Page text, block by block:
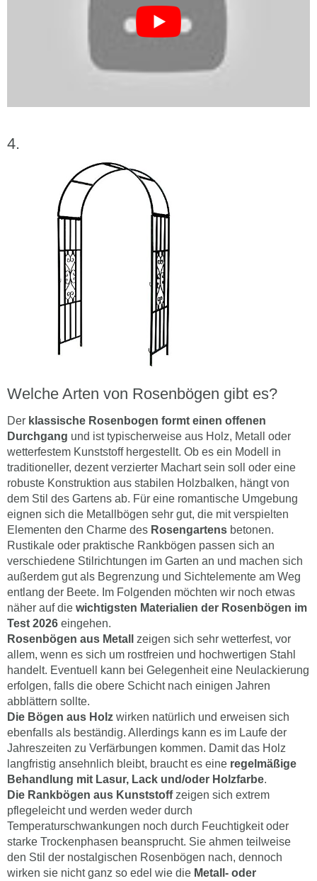
Welche Arten von Rosenbögen gibt es?
Der klassische Rosenbogen formt einen offenen
Durchgang und ist typischerweise aus Holz, Metall oder
wetterfestem Kunststoff hergestellt. Ob es ein Modell in
traditioneller, dezent verzierter Machart sein soll oder eine
robuste Konstruktion aus stabilen Holzbalken, hängt von
dem Stil des Gartens ab. Für eine romantische Umgebung
eignen sich die Metallbögen sehr gut, die mit verspielten
Elementen den Charme des Rosengartens betonen.
Rustikale oder praktische Rankbögen passen sich an
verschiedene Stilrichtungen im Garten an und machen sich
außerdem gut als Begrenzung und Sichtelemente am Weg
entlang der Beete. Im Folgenden möchten wir noch etwas
näher auf die wichtigsten Materialien der Rosenbögen im
Test 2026 eingehen.
Rosenbögen aus Metall
zeigen sich sehr wetterfest, vor
allem, wenn es sich um rostfreien und hochwertigen Stahl
handelt. Eventuell kann bei Gelegenheit eine Neulackierung
erfolgen, falls die obere Schicht nach einigen Jahren
abblättern sollte.
Die Bögen aus Holz wirken natürlich und erweisen sich
ebenfalls als beständig. Allerdings kann es im Laufe der
Jahreszeiten zu Verfärbungen kommen. Damit das Holz
langfristig ansehnlich bleibt, braucht es eine regelmäßige
Behandlung mit Lasur, Lack und/oder Holzfarbe.
Die Rankbögen aus Kunststoffzeigen sich extrem
pflegeleicht und werden weder durch
Temperaturschwankungen noch durch Feuchtigkeit oder
starke Trockenphasen beansprucht. Sie ahmen teilweise
den Stil der nostalgischen Rosenbögen nach, dennoch
wirken sie nicht ganz so edel wie die Metall- oder